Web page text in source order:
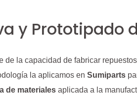
y Prototipado
de la capacidad de fabricar
la aplicamos en Sumiparts
de materiales aplicada a la